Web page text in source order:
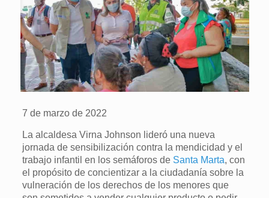
7 de marzo de 2022
La alcaldesa Virna Johnson lideró una nueva
jornada de sensibilización contra la mendicidad y el
trabajo infantil en los semáforos de Santa Marta, con
el propósito de concientizar a la ciudadanía sobre la
vulneración de los derechos de los menores que